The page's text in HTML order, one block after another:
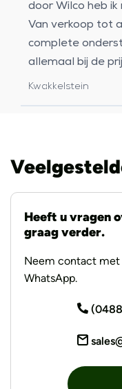
door Wilco heb
Van verkoop tot
complete
allemaal bij de
Kwakkelstein
Heeft u vragen
graag verder.
Neem contact
WhatsApp.